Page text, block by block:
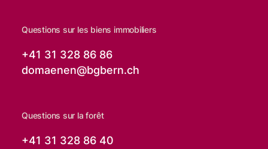
Questions sur les biens immobiliers
+41 31 328 86 86
domaenen@bgbern.ch
Questions sur la forêt
+41 31 328 86 40